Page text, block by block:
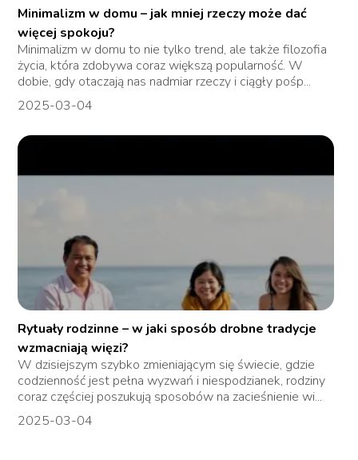
Minimalizm w domu – jak mniej rzeczy może dać
więcej spokoju?
Minimalizm w domu to nie tylko trend, ale także filozofia
życia, która zdobywa coraz większą popularność. W
dobie, gdy otaczają nas nadmiar rzeczy i ciągły pośp...
2025-03-04
Rytuały rodzinne – w jaki sposób drobne tradycje
wzmacniają więzi?
W dzisiejszym szybko zmieniającym się świecie, gdzie
codzienność jest pełna wyzwań i niespodzianek, rodziny
coraz częściej poszukują sposobów na zacieśnienie wi...
2025-03-04